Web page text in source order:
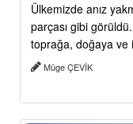
Ülkemizde anız
parçası gibi
toprağa, doğaya ve
Müge ÇEVİK